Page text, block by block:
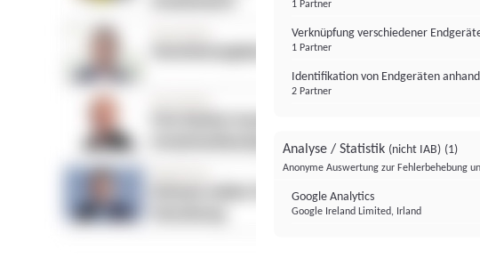
1 Partner
Verknüpfung verschiedener
1 Partner
Identifikation von Endgeräten
2 Partner
Analyse / Statistik (nicht IAB) (1)
Anonyme Auswertung zur Fehlerbehebung
Google Analytics
Google Ireland Limited, Irland